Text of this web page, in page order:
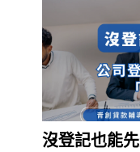
沒登記也能